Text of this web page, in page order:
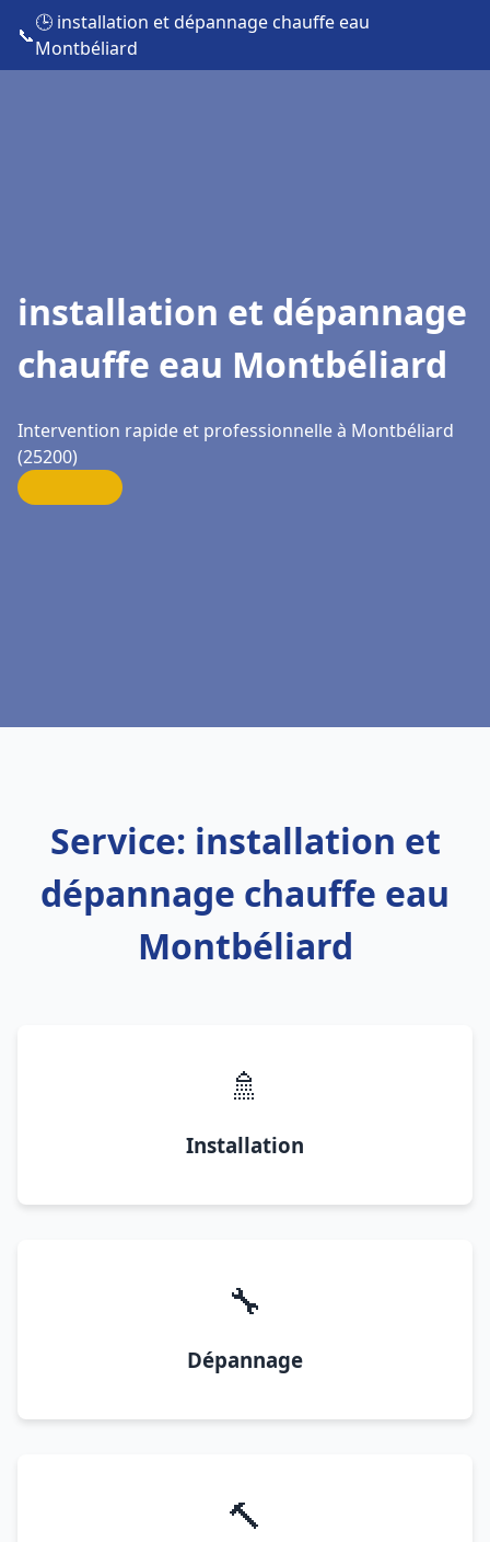
📞
🕒 installation et dépannage chauffe eau
Montbéliard
installation et dépannage
chauffe eau Montbéliard
Intervention rapide et professionnelle à Montbéliard
(25200)
Service: installation et
dépannage chauffe eau
Montbéliard
🚿
Installation
🔧
Dépannage
🔨